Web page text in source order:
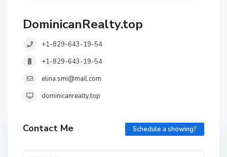
DominicanRealty.top
+1-829-643-19-54
+1-829-643-19-54
elina.smi@mail.com
dominicanrealty.top
Contact Me Schedule a showing?